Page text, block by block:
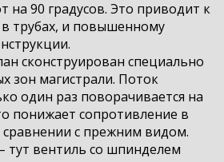
на 90 градусов. Это приводит к
в трубах, и повышенному
сконструирован специально
зон магистрали. Поток
один раз поворачивается на
понижает сопротивление в
сравнении с прежним видом.
тут вентиль со шпинделем